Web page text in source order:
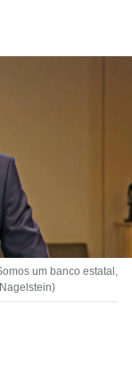
um banco estatal,